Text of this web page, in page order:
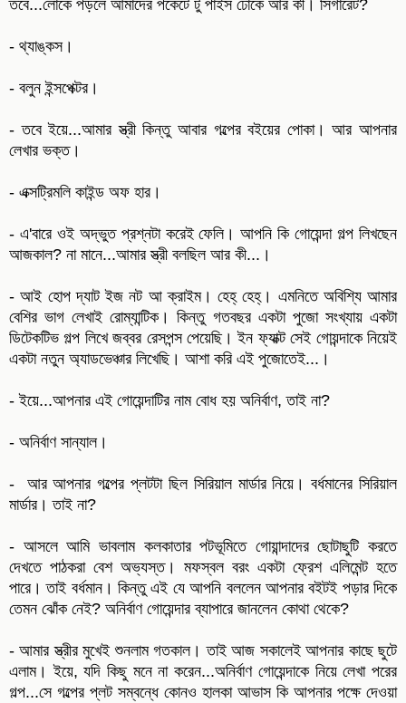
তবে...লোকে পড়লে আমাদের পকেটে টু পাইস ঢোকে আর কী। সিগারেট?
- থ্যাঙ্কস।
- বলুন ইন্সপেক্টর।
- তবে ইয়ে...আমার স্ত্রী কিন্তু আবার গল্পের বইয়ের পোকা। আর আপনার
লেখার ভক্ত।
- এক্সট্রিমলি কাইন্ড অফ হার।
- এ'বারে ওই অদ্ভুত প্রশ্নটা করেই ফেলি। আপনি কি গোয়েন্দা গল্প লিখছেন
আজকাল? না মানে...আমার স্ত্রী বলছিল আর কী...।
- আই হোপ দ্যাট ইজ নট আ ক্রাইম। হেহ্‌ হেহ্‌। এমনিতে অবিশ্যি আমার
বেশির ভাগ লেখাই রোম্যান্টিক। কিন্তু গতবছর একটা পুজো সংখ্যায় একটা
ডিটেকটিভ গল্প লিখে জব্বর রেসপন্স পেয়েছি। ইন ফ্যাক্ট সেই গোয়ন্দাকে নিয়েই
একটা নতুন অ্যাডভেঞ্চার লিখেছি। আশা করি এই পুজোতেই...।
- ইয়ে...আপনার এই গোয়েন্দাটির নাম বোধ হয় অনির্বাণ, তাই না?
- অনির্বাণ সান্যাল।
- আর আপনার গল্পের প্লটটা ছিল সিরিয়াল মার্ডার নিয়ে। বর্ধমানের সিরিয়াল
মার্ডার। তাই না?
- আসলে আমি ভাবলাম কলকাতার পটভূমিতে গোয়ান্দাদের ছোটাছুটি করতে
দেখতে পাঠকরা বেশ অভ্যস্ত। মফস্বল বরং একটা ফ্রেশ এলিমেন্ট হতে
পারে। তাই বর্ধমান। কিন্তু এই যে আপনি বললেন আপনার বইটই পড়ার দিকে
তেমন ঝোঁক নেই? অনির্বাণ গোয়েন্দার ব্যাপারে জানলেন কোথা থেকে?
- আমার স্ত্রীর মুখেই শুনলাম গতকাল। তাই আজ সকালেই আপনার কাছে ছুটে
এলাম। ইয়ে, যদি কিছু মনে না করেন...অনির্বাণ গোয়েন্দাকে নিয়ে লেখা পরের
গল্প...সে গল্পের প্লট সম্বন্ধে কোনও হালকা আভাস কি আপনার পক্ষে দেওয়া